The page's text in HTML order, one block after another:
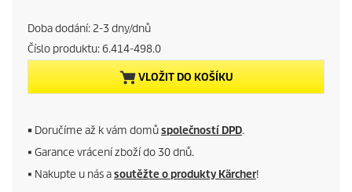
r
e
n
t
p
Doba dodání: 2-3 dny/dnů
Číslo produktu:6.414-498.0
VLOŽIT DO KOŠÍKU
■ Doručíme až k vám domůspolečností DPD.
■ Garance vrácení zboží do 30 dnů.
■ Nakupte u nás asoutěžte o produkty Kärcher!